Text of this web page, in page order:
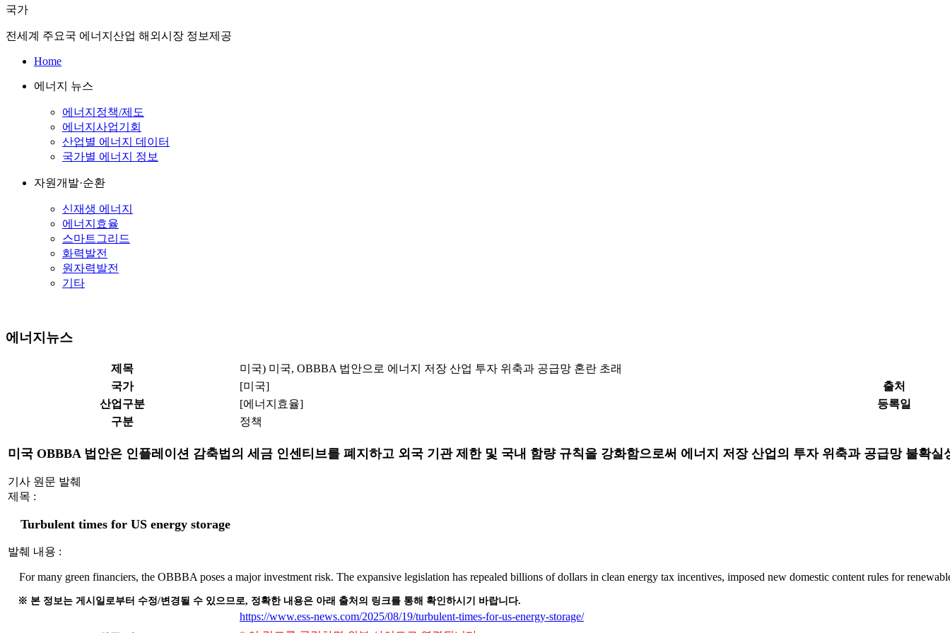
국가
전세계 주요국 에너지산업 해외시장 정보제공
Home
에너지 뉴스
에너지정책/제도
에너지사업기회
산업별 에너지 데이터
국가별 에너지 정보
자원개발·순환
신재생 에너지
에너지효율
스마트그리드
화력발전
원자력발전
기타
에너지뉴스
제목
미국) 미국, OBBBA 법안으로 에너지 저장 산업 투자 위축과 공급망 혼란 초래
국가
[미국]
출처
산업구분
[에너지효율]
등록일
구분
정책
미국 OBBBA 법안은 인플레이션 감축법의 세금 인센티브를 폐지하고 외국 기관 제한 및 국내 함량 규칙을 강화함으로써 에너지 저장 산업의 투자 위축과 공급망 불확실
기사 원문 발췌
제목 :
Turbulent times for US energy storage
발췌 내용 :
For many green financiers, the OBBBA poses a major investment risk. The expansive legislation has repealed billions of dollars in clean energy tax incentives, imposed new domestic content rules for
※ 본 정보는 게시일로부터 수정/변경될 수 있으므로, 정확한 내용은 아래 출처의 링크를 통해 확인하시기 바랍니다.
https://www.ess-news.com/2025/08/19/turbulent-times-for-us-energy-storage/